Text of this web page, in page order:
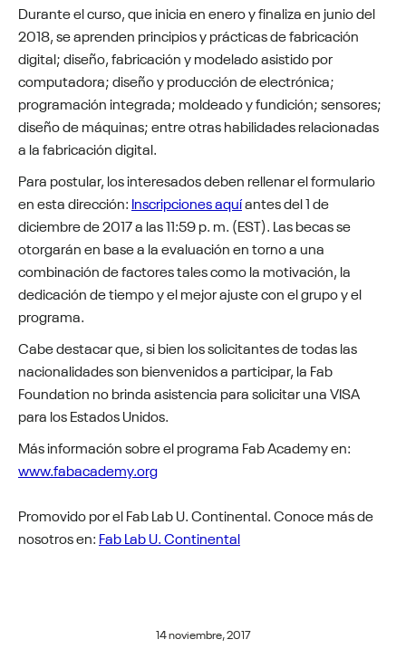
Durante el curso, que inicia en enero y finaliza en junio del
2018, se aprenden principios y prácticas de fabricación
digital; diseño, fabricación y modelado asistido por
computadora; diseño y producción de electrónica;
programación integrada; moldeado y fundición; sensores;
diseño de máquinas; entre otras habilidades relacionadas
a la fabricación digital.
Para postular, los interesados deben rellenar el formulario
en esta dirección: Inscripciones aquíantes del 1 de
diciembre de 2017 a las 11:59 p. m. (EST). Las becas se
otorgarán en base a la evaluación en torno a una
combinación de factores tales como la motivación, la
dedicación de tiempo y el mejor ajuste con el grupo y el
programa.
Cabe destacar que, si bien los solicitantes de todas las
nacionalidades son bienvenidos a participar, la Fab
Foundation no brinda asistencia para solicitar una VISA
para los Estados Unidos.
Más información sobre el programa Fab Academy en:
www.fabacademy.org
Promovido por el Fab Lab U. Continental. Conoce más de
nosotros en: Fab Lab U. Continental
14 noviembre, 2017